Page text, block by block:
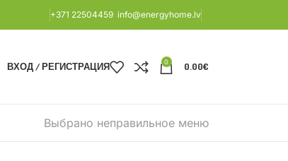
+371 22504459 info@energyhome.lv
ВХОД / РЕГИСТРАЦИЯ 0 0.00€
Выбрано неправильное меню